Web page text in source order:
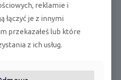
(A)
zewnętrzna
(A)
reklamie i
łączyć je z innymi
przekazałeś lub które
z ich usług.